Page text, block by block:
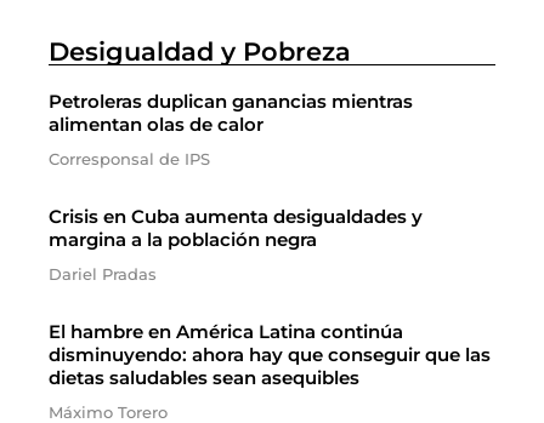
Desigualdad y Pobreza
Petroleras duplican ganancias mientras
alimentan olas de calor
Corresponsal de IPS
Crisis en Cuba aumenta desigualdades y
margina a la población negra
Dariel Pradas
El hambre en América Latina continúa
disminuyendo: ahora hay que conseguir que las
dietas saludables sean asequibles
Máximo Torero